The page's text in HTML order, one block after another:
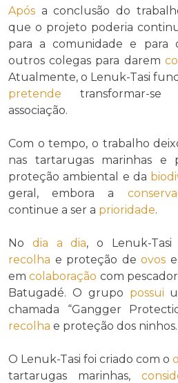
Após a conclusão do
que o projeto poderia
para a comunidade e para
outros colegas para darem
Atualmente, o Lenuk-Tasi
pretende transformar-se
associação.
Com o tempo, o trabalho
nas tartarugas marinhas e
proteção ambiental e da
geral, embora a
continue a ser a prioridade.
No dia a dia, o Lenuk-Tasi
recolha e proteção deovos
emcolaboração com
Batugadé. O grupo possui
chamada “Gangger
recolha e proteção dos ninhos.
O Lenuk-Tasi foi criado com o
tartarugas marinhas,